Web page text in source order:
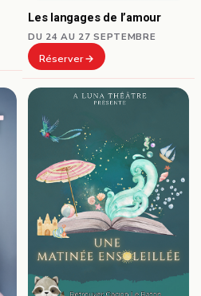
Les langages de l’amour
DU 24 AU 27 SEPTEMBRE
Réserver